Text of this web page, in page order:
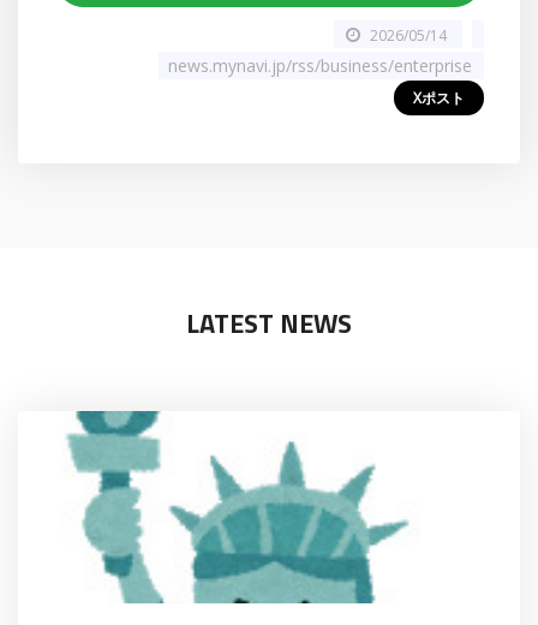
2026/05/14
news.mynavi.jp/rss/business/enterprise
Xポスト
LATEST NEWS